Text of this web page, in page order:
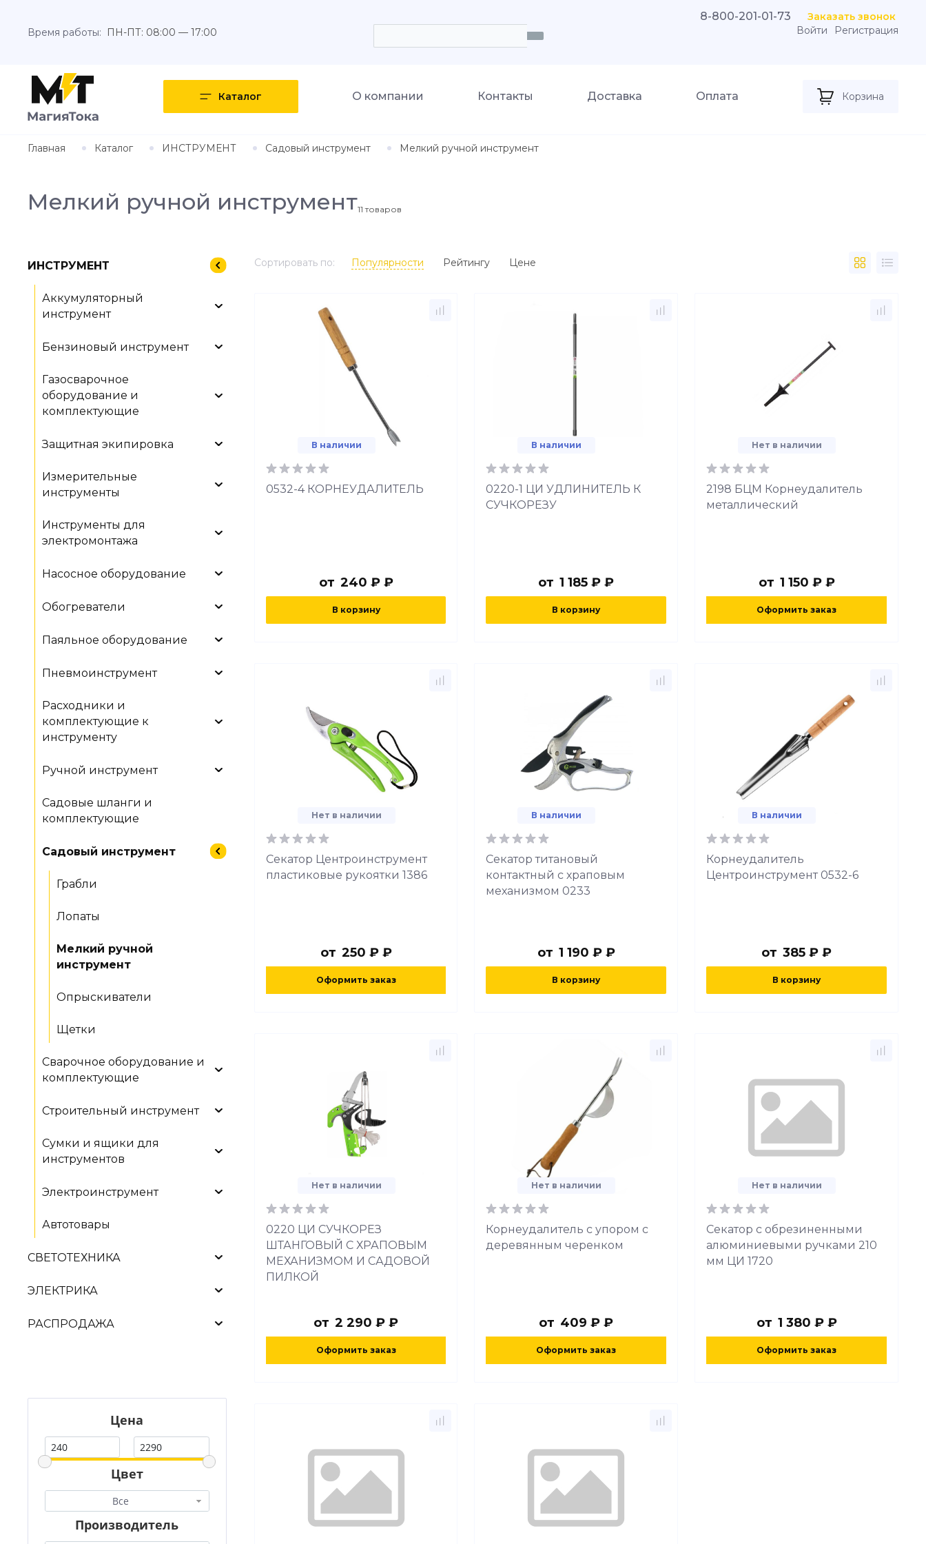
Время работы: ПН-ПТ: 08:00 — 17:00
8-800-201-01-73
Заказать звонок
Войти
Регистрация
Каталог О компании Контакты Доставка Оплата Корзина
Главная Каталог ИНСТРУМЕНТ Садовый инструмент Мелкий ручной инструмент
Мелкий ручной инструмент11 товаров
ИНСТРУМЕНТ
Аккумуляторный
инструмент
Бензиновый инструмент
Газосварочное
оборудование и
комплектующие
Защитная экипировка
Измерительные
инструменты
Инструменты для
электромонтажа
Насосное оборудование
Обогреватели
Паяльное оборудование
Пневмоинструмент
Расходники и
комплектующие к
инструменту
Ручной инструмент
Садовые шланги и
комплектующие
Садовый инструмент
Грабли
Лопаты
Мелкий ручной
инструмент
Опрыскиватели
Щетки
Сварочное оборудование и
комплектующие
Строительный инструмент
Сумки и ящики для
инструментов
Электроинструмент
Автотовары
СВЕТОТЕХНИКА
ЭЛЕКТРИКА
РАСПРОДАЖА
Цена
Цвет
Все
Производитель
Сортировать по: Популярности Рейтингу Цене
В наличии
0532-4 КОРНЕУДАЛИТЕЛЬ
от 240 ₽ ₽
В корзину
В наличии
0220-1 ЦИ УДЛИНИТЕЛЬ К
СУЧКОРЕЗУ
от 1 185 ₽ ₽
В корзину
Нет в наличии
2198 БЦМ Корнеудалитель
металлический
от 1 150 ₽ ₽
Оформить заказ
Нет в наличии
Секатор Центроинструмент
пластиковые рукоятки 1386
от 250 ₽ ₽
Оформить заказ
В наличии
Секатор титановый
контактный с храповым
механизмом 0233
от 1 190 ₽ ₽
В корзину
В наличии
Корнеудалитель
Центроинструмент 0532-6
от 385 ₽ ₽
В корзину
Нет в наличии
0220 ЦИ СУЧКОРЕЗ
ШТАНГОВЫЙ С ХРАПОВЫМ
МЕХАНИЗМОМ И САДОВОЙ
ПИЛКОЙ
от 2 290 ₽ ₽
Оформить заказ
Нет в наличии
Корнеудалитель с упором с
деревянным черенком
от 409 ₽ ₽
Оформить заказ
Нет в наличии
Секатор с обрезиненными
алюминиевыми ручками 210
мм ЦИ 1720
от 1 380 ₽ ₽
Оформить заказ